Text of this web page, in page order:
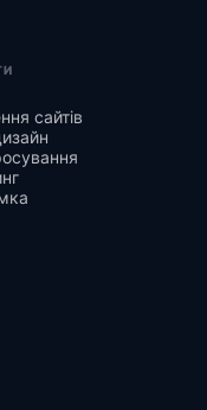
сайтів